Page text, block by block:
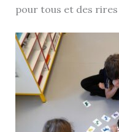
pour tous et des rires